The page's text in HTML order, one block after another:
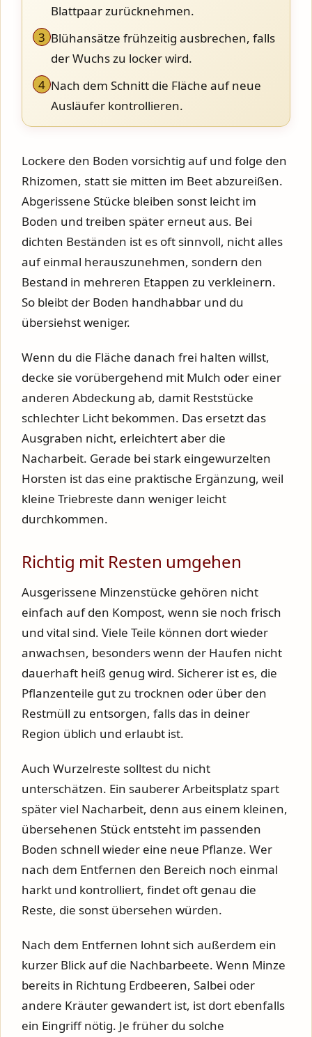
Blattpaar zurücknehmen.
3 Blühansätze frühzeitig ausbrechen, falls
der Wuchs zu locker wird.
4 Nach dem Schnitt die Fläche auf neue
Ausläufer kontrollieren.
Lockere den Boden vorsichtig auf und folge den
Rhizomen, statt sie mitten im Beet abzureißen.
Abgerissene Stücke bleiben sonst leicht im
Boden und treiben später erneut aus. Bei
dichten Beständen ist es oft sinnvoll, nicht alles
auf einmal herauszunehmen, sondern den
Bestand in mehreren Etappen zu verkleinern.
So bleibt der Boden handhabbar und du
übersiehst weniger.
Wenn du die Fläche danach frei halten willst,
decke sie vorübergehend mit Mulch oder einer
anderen Abdeckung ab, damit Reststücke
schlechter Licht bekommen. Das ersetzt das
Ausgraben nicht, erleichtert aber die
Nacharbeit. Gerade bei stark eingewurzelten
Horsten ist das eine praktische Ergänzung, weil
kleine Triebreste dann weniger leicht
durchkommen.
Richtig mit Resten umgehen
Ausgerissene Minzenstücke gehören nicht
einfach auf den Kompost, wenn sie noch frisch
und vital sind. Viele Teile können dort wieder
anwachsen, besonders wenn der Haufen nicht
dauerhaft heiß genug wird. Sicherer ist es, die
Pflanzenteile gut zu trocknen oder über den
Restmüll zu entsorgen, falls das in deiner
Region üblich und erlaubt ist.
Auch Wurzelreste solltest du nicht
unterschätzen. Ein sauberer Arbeitsplatz spart
später viel Nacharbeit, denn aus einem kleinen,
übersehenen Stück entsteht im passenden
Boden schnell wieder eine neue Pflanze. Wer
nach dem Entfernen den Bereich noch einmal
harkt und kontrolliert, findet oft genau die
Reste, die sonst übersehen würden.
Nach dem Entfernen lohnt sich außerdem ein
kurzer Blick auf die Nachbarbeete. Wenn Minze
bereits in Richtung Erdbeeren, Salbei oder
andere Kräuter gewandert ist, ist dort ebenfalls
ein Eingriff nötig. Je früher du solche